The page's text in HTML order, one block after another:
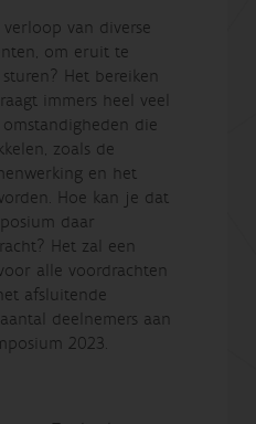
van diverse
om eruit te
Het bereiken
immers heel veel
die
zoals de
en het
Hoe kan je dat
daar
Het zal een
alle voordrachten
afsluitende
deelnemers aan
2023.